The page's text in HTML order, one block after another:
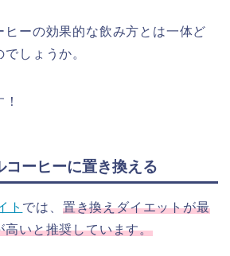
ヒーの効果的な飲み方とは一体ど
しょうか。
コーヒーに置き換える
ト では、 置き換えダイエットが最
高いと推奨しています。